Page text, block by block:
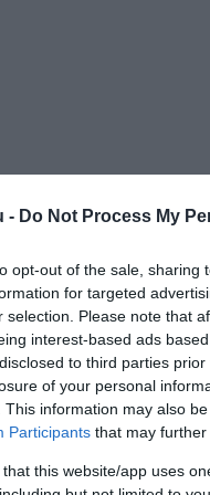
- Do Not Process My
opt-out of the sale,
for targeted
selection. Please note that
interest-based ads
to third parties
of your personal
This information may also
Participants that may further
that this website/app uses
a
autózás
esetekben